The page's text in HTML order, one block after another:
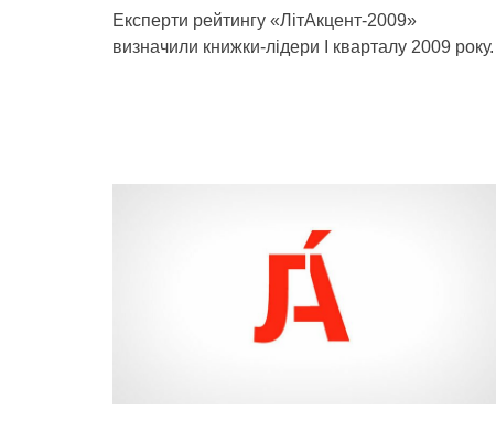
Експерти рейтингу «ЛітАкцент-2009»
визначили книжки-лідери І кварталу 2009 року.